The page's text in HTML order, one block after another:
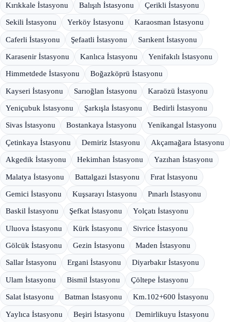
Kırıkkale İstasyonu Balışıh İstasyonu Çerikli İstasyonu
Sekili İstasyonu Yerköy İstasyonu Karaosman İstasyonu
Caferli İstasyonu Şefaatli İstasyonu Sarıkent İstasyonu
Karasenir İstasyonu Kanlıca İstasyonu Yenifakılı İstasyonu
Himmetdede İstasyonu Boğazköprü İstasyonu
Kayseri İstasyonu Sarıoğlan İstasyonu Karaözü İstasyonu
Yeniçubuk İstasyonu Şarkışla İstasyonu Bedirli İstasyonu
Sivas İstasyonu Bostankaya İstasyonu Yenikangal İstasyonu
Çetinkaya İstasyonu Demiriz İstasyonu Akçamağara İstasyonu
Akgedik İstasyonu Hekimhan İstasyonu Yazıhan İstasyonu
Malatya İstasyonu Battalgazi İstasyonu Fırat İstasyonu
Gemici İstasyonu Kuşsarayı İstasyonu Pınarlı İstasyonu
Baskil İstasyonu Şefkat İstasyonu Yolçatı İstasyonu
Uluova İstasyonu Kürk İstasyonu Sivrice İstasyonu
Gölcük İstasyonu Gezin İstasyonu Maden İstasyonu
Sallar İstasyonu Ergani İstasyonu Diyarbakır İstasyonu
Ulam İstasyonu Bismil İstasyonu Çöltepe İstasyonu
Salat İstasyonu Batman İstasyonu Km.102+600 İstasyonu
Yaylıca İstasyonu Beşiri İstasyonu Demirlikuyu İstasyonu